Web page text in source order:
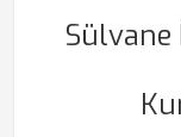
Sülvane